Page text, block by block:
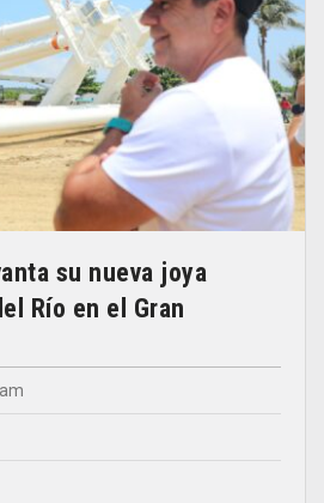
su nueva joya
Río en el Gran